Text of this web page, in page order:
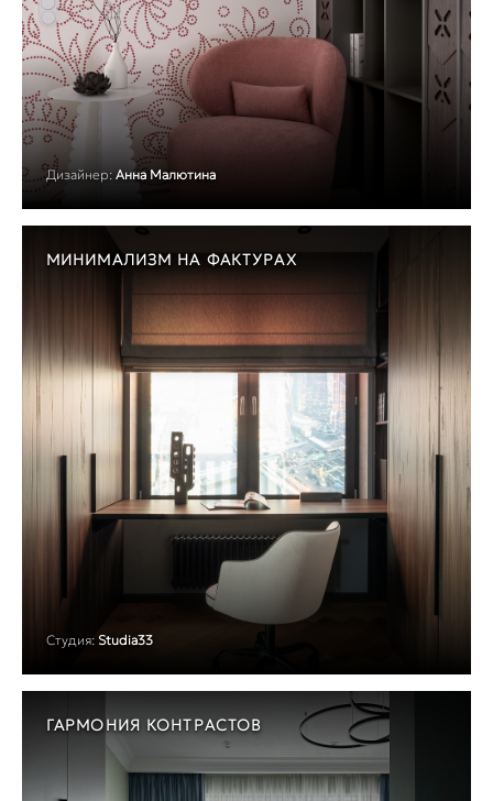
Дизайнер: Анна Малютина
МИНИМАЛИЗМ НА ФАКТУРАХ
Студия: Studia33
ГАРМОНИЯ КОНТРАСТОВ